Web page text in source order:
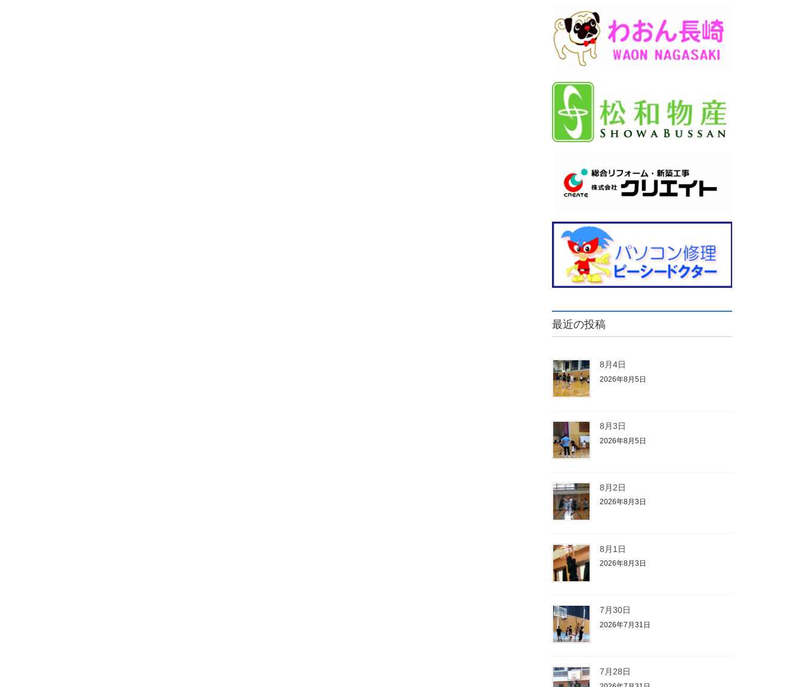
最近の投稿
8月4日
2026年8月5日
8月3日
2026年8月5日
8月2日
2026年8月3日
8月1日
2026年8月3日
7月30日
2026年7月31日
7月28日